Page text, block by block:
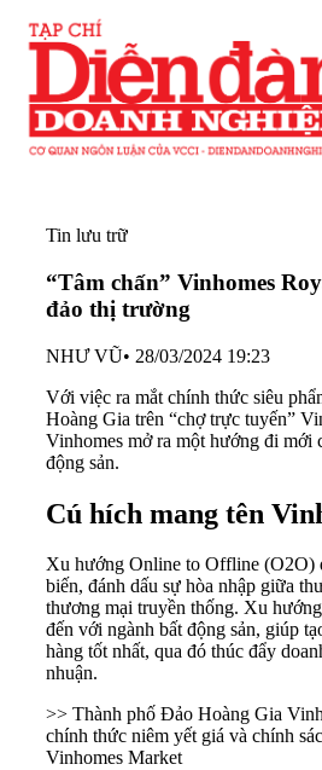
Tin lưu trữ
“Tâm chấn” Vinhomes
đảo thị trường
NHƯ VŨ• 28/03/2024 19:23
Với việc ra mắt chính thức siêu
Hoàng Gia trên “chợ trực tuyến”
Vinhomes mở ra một hướng đi mới
động sản.
Cú hích mang tên
Xu hướng Online to Offline (O2O)
biến, đánh dấu sự hòa nhập giữa
thương mại truyền thống. Xu
đến với ngành bất động sản, giúp
hàng tốt nhất, qua đó thúc đẩy
nhuận.
>> Thành phố Đảo Hoàng Gia
chính thức niêm yết giá và chính
Vinhomes Market